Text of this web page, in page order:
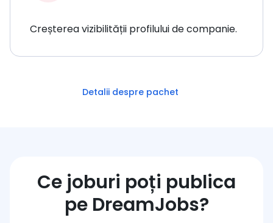
Creșterea vizibilității profilului de companie.
Detalii despre pachet
Ce joburi poți publica
pe DreamJobs?